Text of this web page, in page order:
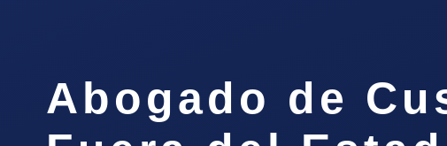
Abogado de